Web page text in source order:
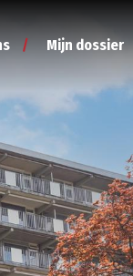
Mijn dossier